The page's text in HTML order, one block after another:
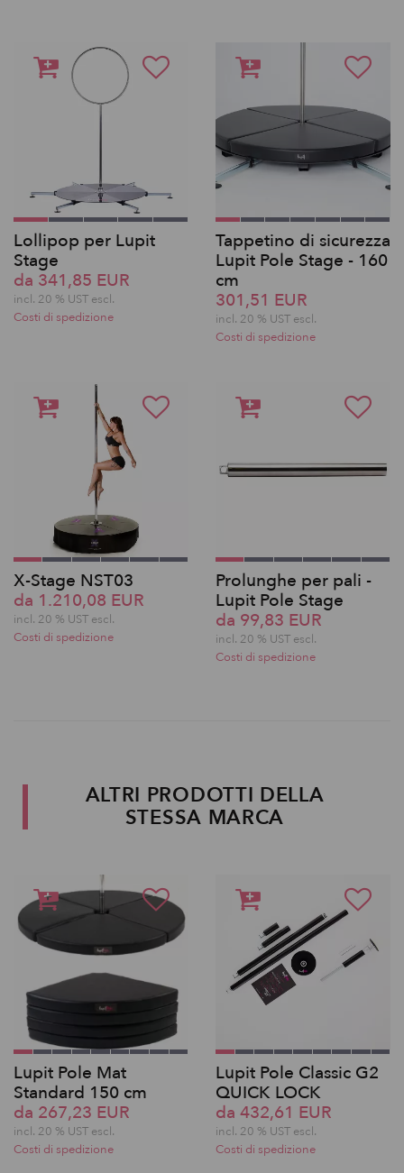
Lollipop per Lupit
Stage
da 341,85 EUR
incl. 20 % UST escl.
Costi di spedizione
Tappetino di sicurezza
Lupit Pole Stage - 160
cm
301,51 EUR
incl. 20 % UST escl.
Costi di spedizione
X-Stage NST03
da 1.210,08 EUR
incl. 20 % UST escl.
Costi di spedizione
Prolunghe per pali -
Lupit Pole Stage
da 99,83 EUR
incl. 20 % UST escl.
Costi di spedizione
ALTRI PRODOTTI DELLA
STESSA MARCA
Lupit Pole Mat
Standard 150 cm
da 267,23 EUR
incl. 20 % UST escl.
Costi di spedizione
Lupit Pole Classic G2
QUICK LOCK
da 432,61 EUR
incl. 20 % UST escl.
Costi di spedizione